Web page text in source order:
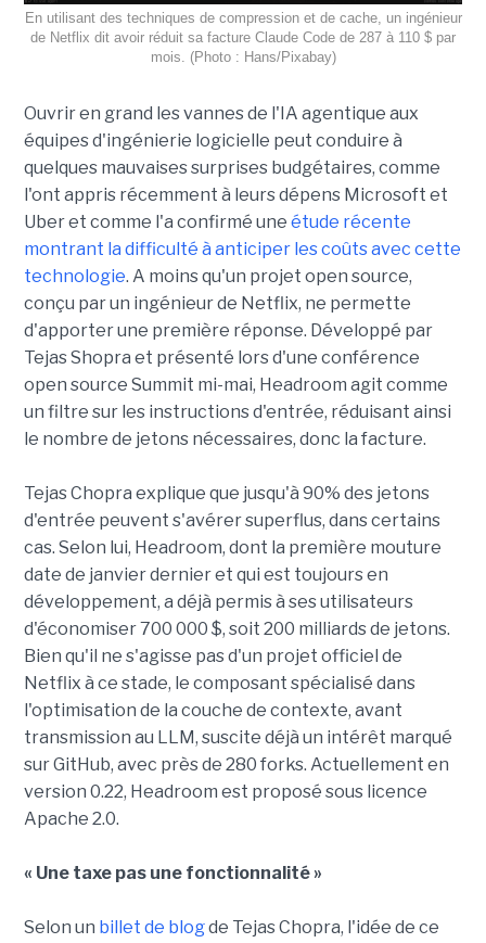
En utilisant des techniques de compression et de cache, un ingénieur
de Netflix dit avoir réduit sa facture Claude Code de 287 à 110 $ par
mois. (Photo : Hans/Pixabay)
Ouvrir en grand les vannes de l'IA agentique aux
équipes d'ingénierie logicielle peut conduire à
quelques mauvaises surprises budgétaires, comme
l'ont appris récemment à leurs dépens Microsoft et
Uber et comme l'a confirmé une étude récente
montrant la difficulté à anticiper les coûts avec cette
technologie. A moins qu'un projet open source,
conçu par un ingénieur de Netflix, ne permette
d'apporter une première réponse. Développé par
Tejas Shopra et présenté lors d'une conférence
open source Summit mi-mai, Headroom agit comme
un filtre sur les instructions d'entrée, réduisant ainsi
le nombre de jetons nécessaires, donc la facture.
Tejas Chopra explique que jusqu'à 90% des jetons
d'entrée peuvent s'avérer superflus, dans certains
cas. Selon lui, Headroom, dont la première mouture
date de janvier dernier et qui est toujours en
développement, a déjà permis à ses utilisateurs
d'économiser 700 000 $, soit 200 milliards de jetons.
Bien qu'il ne s'agisse pas d'un projet officiel de
Netflix à ce stade, le composant spécialisé dans
l'optimisation de la couche de contexte, avant
transmission au LLM, suscite déjà un intérêt marqué
sur GitHub, avec près de 280 forks. Actuellement en
version 0.22, Headroom est proposé sous licence
Apache 2.0.
« Une taxe pas une fonctionnalité »
Selon un billet de blogde Tejas Chopra, l'idée de ce